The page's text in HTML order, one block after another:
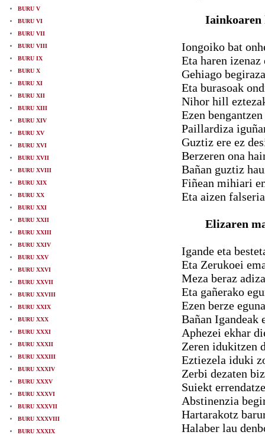
BURU V
BURU VI
BURU VII
BURU VIII
BURU IX
BURU X
BURU XI
BURU XII
BURU XIII
BURU XIV
BURU XV
BURU XVI
BURU XVII
BURU XVIII
BURU XIX
BURU XX
BURU XXI
BURU XXII
BURU XXIII
BURU XXIV
BURU XXV
BURU XXVI
BURU XXVII
BURU XXVIII
BURU XXIX
BURU XXX
BURU XXXI
BURU XXXII
BURU XXXIII
BURU XXXIV
BURU XXXV
BURU XXXVI
BURU XXXVII
BURU XXXVIII
BURU XXXIX
Iainkoaren
Iongoiko bat
Eta haren
Gehiago
Eta burasoak
Nihor hill
Ezen
Paillardiza
Guztiz ere ez
Berzeren ona
Bañan guztiz
Fiñean mihiari
Eta aizen
Elizaren
Igande eta
Eta Zerukoei
Meza beraz
Eta gañerako
Ezen berze
Bañan Igandeak
Aphezei ekhar
Zeren idukitzen
Eztiezela iduki
Zerbi dezaten
Suiekt
Abstinenzia
Hartarakotz
Halaber lau